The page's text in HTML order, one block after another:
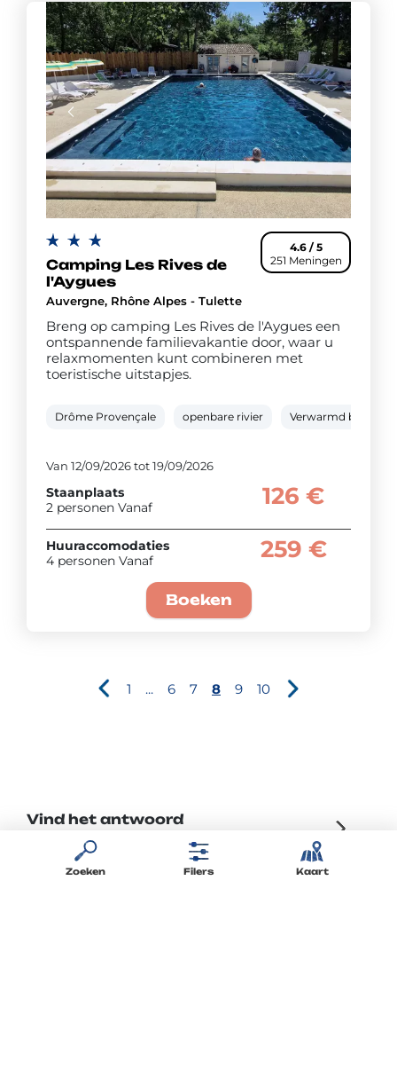
Zoeken Filers Kaart
4.6 / 5
251 Meningen
Camping Les Rives de
l'Aygues
Auvergne, Rhône Alpes - Tulette
Breng op camping Les Rives de l'Aygues een
ontspannende familievakantie door, waar u
relaxmomenten kunt combineren met
toeristische uitstapjes.
Drôme Provençale openbare rivier Verwarmd
Van 12/09/2026 tot 19/09/2026
Staanplaats
2 personen Vanaf
126 €
Huuraccomodaties
4 personen Vanaf
259 €
Boeken
1 ... 6 7 8 9 10
Vind het antwoord
op uw vragen